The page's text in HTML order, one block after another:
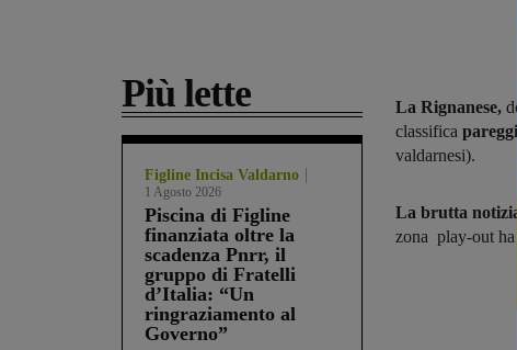
Più lette
Figline Incisa Valdarno
1 Agosto 2026
Piscina di Figline
finanziata oltre la
scadenza Pnrr, il
gruppo di Fratelli
d’Italia: “Un
ringraziamento al
Governo”
La Rignanese,
classifica
valdarnesi).
La brutta
zona play-out